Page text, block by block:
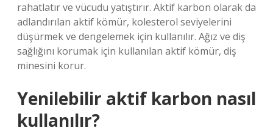
rahatlatır ve vücudu yatıştırır. Aktif karbon olarak da
adlandırılan aktif kömür, kolesterol seviyelerini
düşürmek ve dengelemek için kullanılır. Ağız ve diş
sağlığını korumak için kullanılan aktif kömür, diş
minesini korur.
Yenilebilir aktif karbon nasıl
kullanılır?